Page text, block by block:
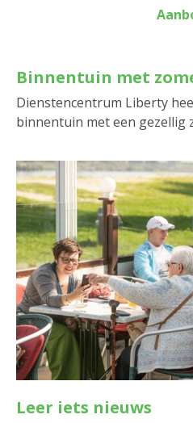
Binnentuin met
Dienstencentrum Liberty
binnentuin met een gezellig
Leer iets nieuws